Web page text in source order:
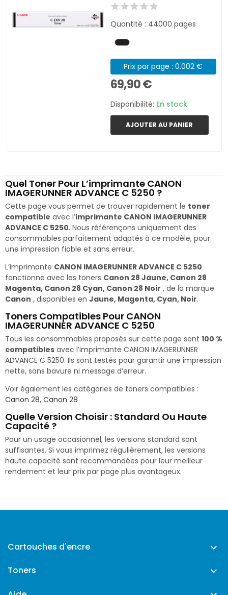
Quantité : 44000 pages
Prix par page : 0.002 €
69,90 €
Disponibilité: En stock
AJOUTER AU PANIER
Quel Toner Pour L’imprimante CANON
IMAGERUNNER ADVANCE C 5250 ?
Cette page vous permet de trouver rapidement le toner
compatible avec l’imprimante CANON IMAGERUNNER
ADVANCE C 5250. Nous référençons uniquement des
consommables parfaitement adaptés à ce modèle, pour
une impression fiable et sans erreur.
L’imprimante CANON IMAGERUNNER ADVANCE C 5250
fonctionne avec les toners Canon 28 Jaune, Canon 28
Magenta, Canon 28 Cyan, Canon 28 Noir , de la marque
Canon , disponibles en Jaune, Magenta, Cyan, Noir.
Toners Compatibles Pour CANON
IMAGERUNNER ADVANCE C 5250
Tous les consommables proposés sur cette page sont 100 %
compatibles avec l’imprimante CANON IMAGERUNNER
ADVANCE C 5250. Ils sont testés pour garantir une impression
nette, sans bavure ni message d’erreur.
Voir également les catégories de toners compatibles :
Canon 28, Canon 28
Quelle Version Choisir : Standard Ou Haute
Capacité ?
Pour un usage occasionnel, les versions standard sont
suffisantes. Si vous imprimez régulièrement, les versions
haute capacité sont recommandées pour leur meilleur
rendement et leur prix par page plus avantageux.
Cartouches d'encre 
Toners 